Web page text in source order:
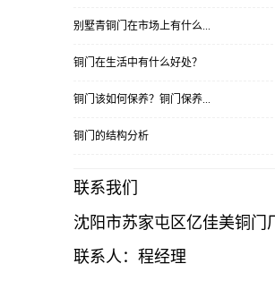
别墅青铜门在市场上有什么...
铜门在生活中有什么好处？
铜门该如何保养？铜门保养...
铜门的结构分析
联系我们
沈阳市苏家屯区亿佳美铜门厂
联系人：程经理